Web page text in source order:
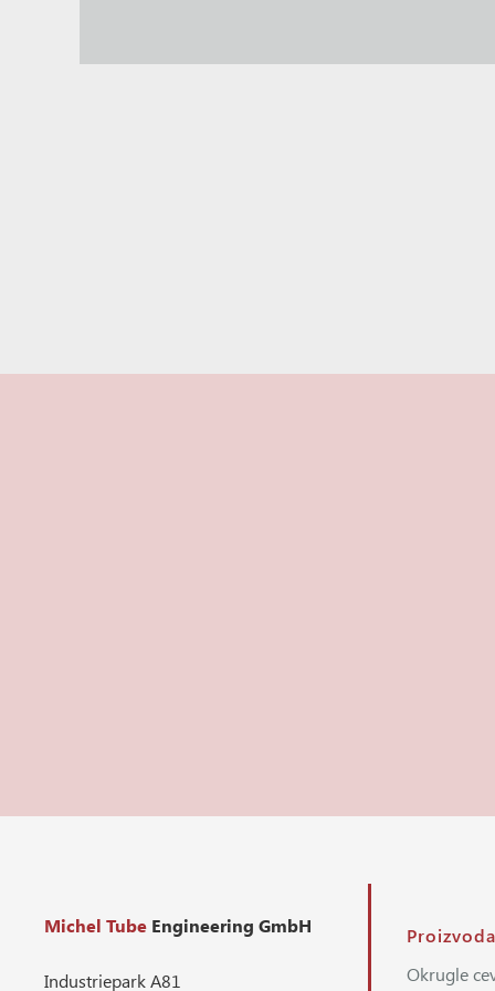
Michel Tube Engineering GmbH
Industriepark A81
Proizvoda
Okrugle